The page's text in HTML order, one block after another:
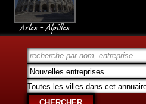
Arles - Alpilles